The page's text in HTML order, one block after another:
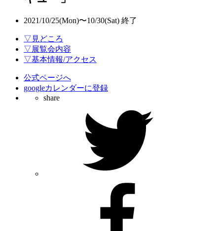
2021/10/25(Mon)〜10/30(Sat) 終了
▽見どころ
▽展覧会内容
▽基本情報/アクセス
公式ページへ
googleカレンダーに登録
share